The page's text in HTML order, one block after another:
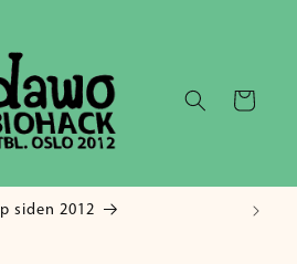
Handlekurv
siden 2012